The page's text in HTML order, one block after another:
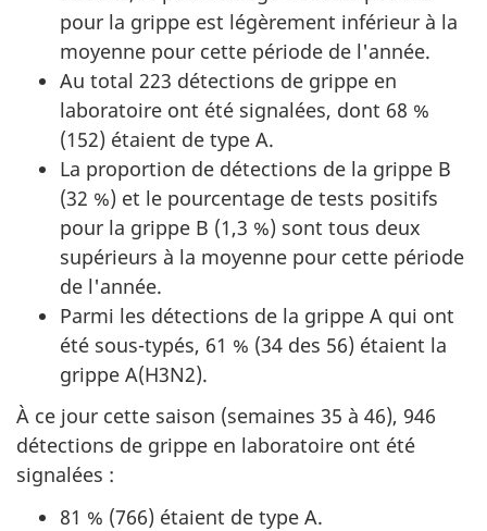
pour la grippe est légèrement inférieur à la
moyenne pour cette période de l'année.
Au total 223 détections de grippe en
laboratoire ont été signalées, dont 68 %
(152) étaient de type A.
La proportion de détections de la grippe B
(32 %) et le pourcentage de tests positifs
pour la grippe B (1,3 %) sont tous deux
supérieurs à la moyenne pour cette période
de l'année.
Parmi les détections de la grippe A qui ont
été sous-typés, 61 % (34 des 56) étaient la
grippe A(H3N2).
À ce jour cette saison (semaines 35 à 46), 946
détections de grippe en laboratoire ont été
signalées :
81 % (766) étaient de type A.